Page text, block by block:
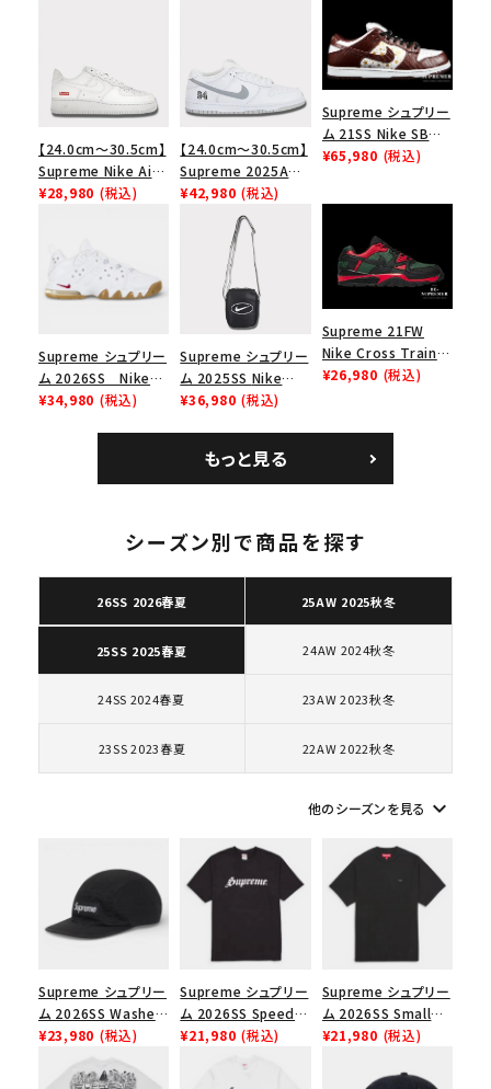
人気ワード
ショルダー・ウエストバッグ
ボックスロゴ ブラックスウェット
カテゴリーから探す
コラボレーションブランドから探す
並び順
円 ～
円
在庫のない商品を表示する
【24.0cm～30.5cm】
Supreme Nike Air
Force 1 Low シュプ
ューズ ホワイト
¥28,980 (税込)
【24.0cm～30.5cm】
Supreme 2025AW
Nike SB Dunk Low
ナイキ SB ダンク ロ
ー スニーカー ホワイ
¥42,980 (税込)
Supreme シュプリー
ム 21SS Nike SB
Dunk Low ナイキSB
¥65,980 (税込)
Supreme シュプリー
ム 2026SS Nike
SB Air Max 2 CB 94
¥34,980 (税込)
Supreme シュプリー
ム 2025SS Nike
Leather Shoulder
ク 黒
¥36,980 (税込)
Supreme 21FW
Nike Cross Trainer
Low ナイキクロスト
¥26,980 (税込)
もっと見る
シーズン別で商品を探す
26SS 2026春夏 25AW 2025秋冬
25SS 2025春夏 24AW 2024秋冬
24SS 2024春夏 23AW 2023秋冬
23SS 2023春夏 22AW 2022秋冬
他のシーズンを見る keyboard_arrow_down
Supreme シュプリー
ム 2026SS Washed
Chino Twill Camp
Cap ウォッシュド チ
ノツイル キャンプキャ
¥23,980 (税込)
Supreme シュプリー
ム 2026SS Speed
Tee スピードTシャツ
¥21,980 (税込)
Supreme シュプリー
ム 2026SS Small
Box Tee スモールボ
¥21,980 (税込)